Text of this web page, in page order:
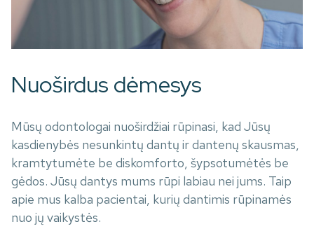
Nuoširdus dėmesys
Mūsų odontologai nuoširdžiai rūpinasi, kad Jūsų
kasdienybės nesunkintų dantų ir dantenų skausmas,
kramtytumėte be diskomforto, šypsotumėtės be
gėdos. Jūsų dantys mums rūpi labiau nei jums. Taip
apie mus kalba pacientai, kurių dantimis rūpinamės
nuo jų vaikystės.